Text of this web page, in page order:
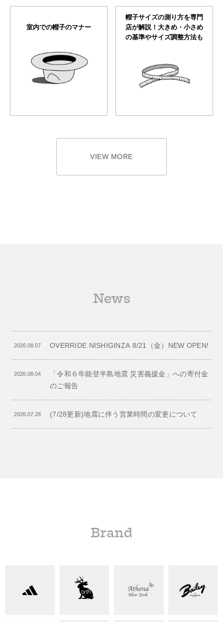
室内での帽子のマナー
帽子サイズの測り方を専門
店が解説！大きめ・小さめ
の基準やサイズ調整方法も
VIEW MORE
News
2026.08.07 OVERRIDE NISHIGINZA 8/21（金）NEW OPEN!
2026.08.04
「令和６年能登半島地震 災害義援金」への寄付金
のご報告
2026.07.28 (7/28更新)地震に伴う営業時間の変更について
Brand